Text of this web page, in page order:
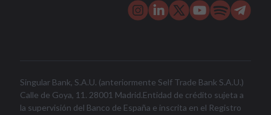
Singular Bank, S.A.U. (anteriormente Self Trade Bank S.A.U.)
Calle de Goya, 11. 28001 Madrid.Entidad de crédito sujeta a
la supervisión del Banco de España e inscrita en el Registro